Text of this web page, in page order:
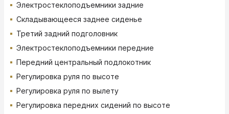
Электростеклоподъемники задние
Складывающееся заднее сиденье
Третий задний подголовник
Электростеклоподъемники передние
Передний центральный подлокотник
Регулировка руля по высоте
Регулировка руля по вылету
Регулировка передних сидений по высоте